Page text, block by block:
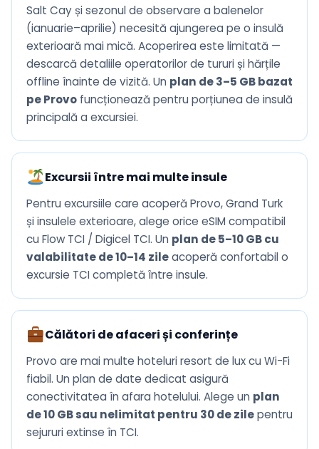
Salt Cay și sezonul de observare a balenelor
(ianuarie–aprilie) necesită ajungerea pe o insulă
exterioară mai mică. Acoperirea este limitată —
descarcă detaliile operatorilor de tururi și hărțile
offline înainte de vizită. Un plan de 3–5 GB bazat
pe Provo funcționează pentru porțiunea de insulă
principală a excursiei.
Excursii între mai multe insule
Pentru excursiile care acoperă Provo, Grand Turk
și insulele exterioare, alege orice eSIM compatibil
cu Flow TCI / Digicel TCI. Un plan de 5–10 GB cu
valabilitate de 10–14 zileacoperă confortabil o
excursie TCI completă între insule.
Călători de afaceri și conferințe
Provo are mai multe hoteluri resort de lux cu Wi-Fi
fiabil. Un plan de date dedicat asigură
conectivitatea în afara hotelului. Alege un plan
de 10 GB sau nelimitat pentru 30 de zilepentru
sejururi extinse în TCI.